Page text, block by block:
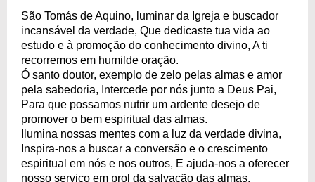
São Tomás de Aquino, luminar da Igreja e buscador
incansável da verdade, Que dedicaste tua vida ao
estudo e à promoção do conhecimento divino, A ti
recorremos em humilde oração.
Ó santo doutor, exemplo de zelo pelas almas e amor
pela sabedoria, Intercede por nós junto a Deus Pai,
Para que possamos nutrir um ardente desejo de
promover o bem espiritual das almas.
Ilumina nossas mentes com a luz da verdade divina,
Inspira-nos a buscar a conversão e o crescimento
espiritual em nós e nos outros, E ajuda-nos a oferecer
nosso serviço em prol da salvação das almas.